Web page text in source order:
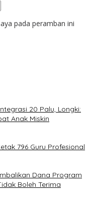
pada peramban ini
20 Palu, Longki:
Anak Miskin
796 Guru Profesional
Dana Program
Boleh Terima